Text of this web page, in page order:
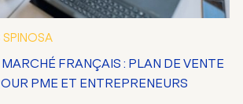
SPINOSA
FRANÇAIS : PLAN DE VENTE
PME ET ENTREPRENEURS